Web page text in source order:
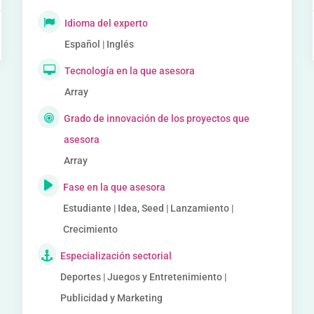
Idioma del experto
Español | Inglés
Tecnología en la que asesora
Array
Grado de innovación de los proyectos que
asesora
Array
Fase en la que asesora
Estudiante | Idea, Seed | Lanzamiento |
Crecimiento
Especialización sectorial
Deportes | Juegos y Entretenimiento |
Publicidad y Marketing